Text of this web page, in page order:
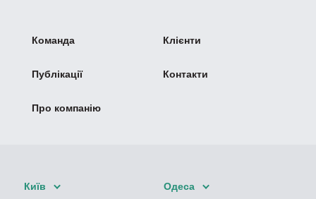
Команда Клієнти
Публікації Контакти
Про компанію
Київ Одеса